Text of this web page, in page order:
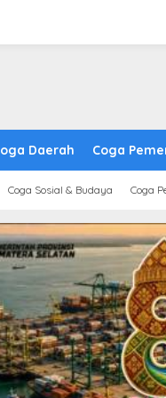
Daerah Coga
Coga Sosial & Budaya Coga